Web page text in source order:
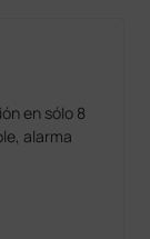
en sólo 8
alarma